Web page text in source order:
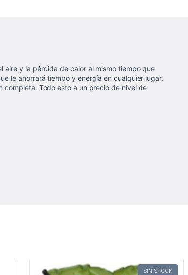
aire y la pérdida de calor al mismo tiempo que
le ahorrará tiempo y energía en cualquier lugar.
completa. Todo esto a un precio de nivel de
SIN STOCK